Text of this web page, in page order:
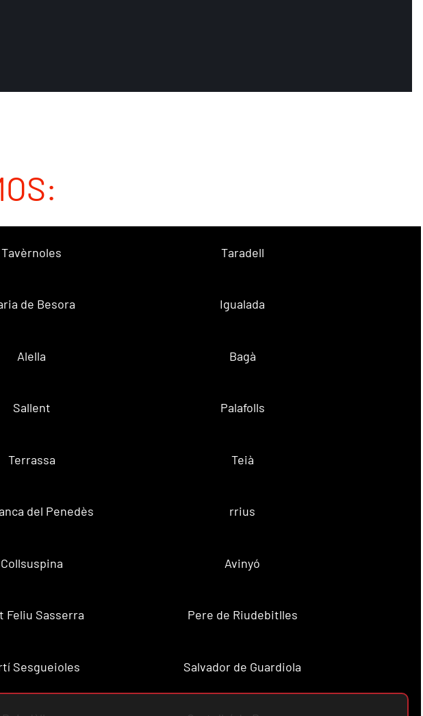
Tavèrnoles Taradell
de Besora Igualada
Alella Bagà
Sallent Palafolls
Terrassa Teià
del Penedès rrius
Collsuspina Avinyó
Feliu Sasserra Pere de Riudebitlles
Sesgueioles Salvador de Guardiola